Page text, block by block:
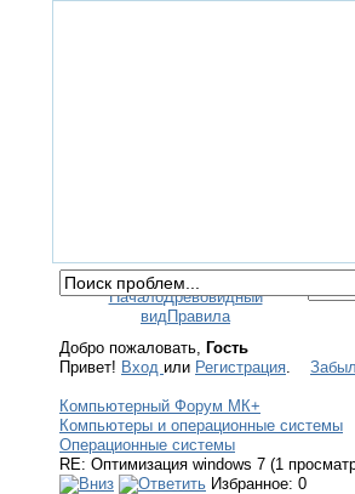
НачалоДревовидный
видПравила
Добро пожаловать, Гость
Привет! Вход или Регистрация.
Компьютерный Форум МК+
Компьютеры и операционные системы
Операционные системы
RE: Оптимизация windows 7 (1
Избранное: 0